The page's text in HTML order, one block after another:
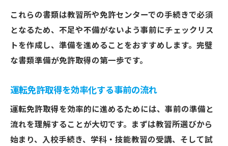
これらの書類は教習所や免許センターでの手続きで必須
となるため、不足や不備がないよう事前にチェックリス
トを作成し、準備を進めることをおすすめします。完璧
な書類準備が免許取得の第一歩です。
運転免許取得を効率化する事前の流れ
運転免許取得を効率的に進めるためには、事前の準備と
流れを理解することが大切です。まずは教習所選びから
始まり、入校手続き、学科・技能教習の受講、そして試